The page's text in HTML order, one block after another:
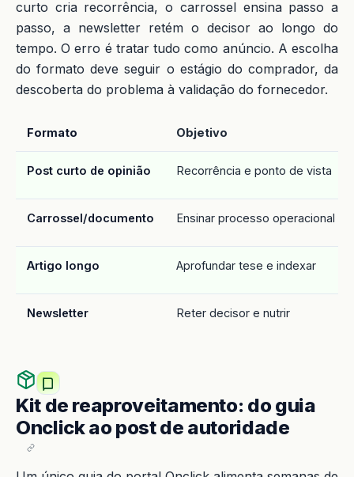
curto cria recorrência, o carrossel ensina passo a
passo, a newsletter retém o decisor ao longo do
tempo. O erro é tratar tudo como anúncio. A escolha
do formato deve seguir o estágio do comprador, da
descoberta do problema à validação do fornecedor.
Formato Objetivo
Post curto de opinião Recorrência e ponto de vista
Carrossel/documento Ensinar processo operacional
Artigo longo Aprofundar tese e indexar
Newsletter Reter decisor e nutrir
Kit de reaproveitamento: do guia
Onclick ao post de autoridade